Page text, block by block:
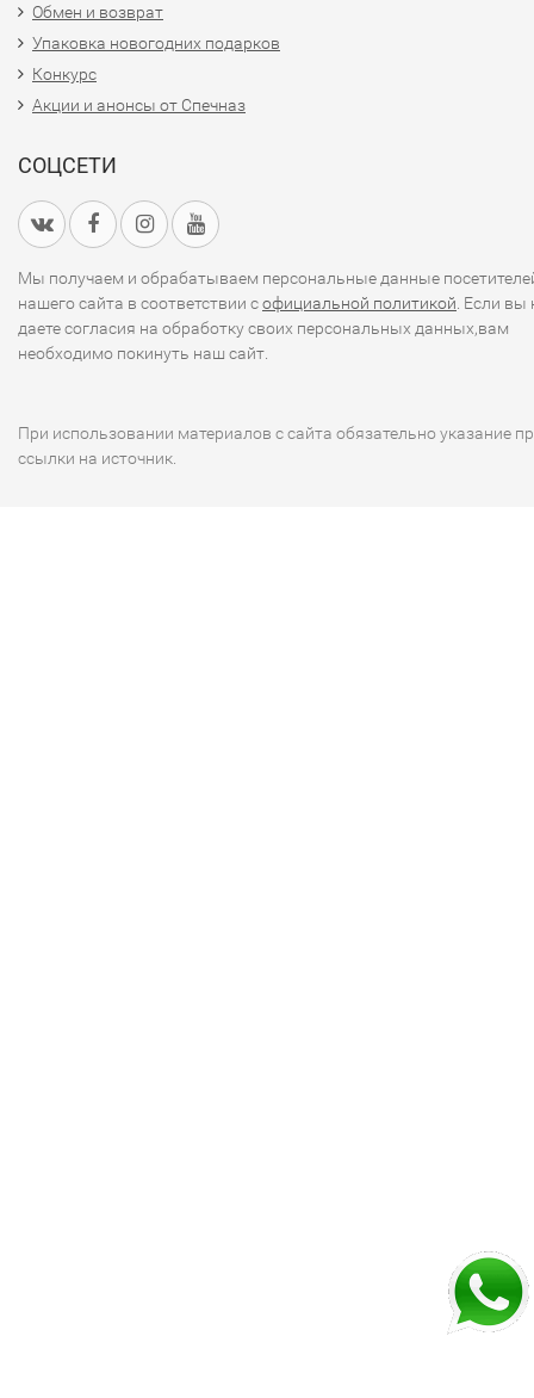
Обмен и возврат
Упаковка новогодних подарков
Конкурс
Акции и анонсы от Спечназ
СОЦСЕТИ
Мы получаем и обрабатываем персональные данные
нашего сайта в соответствии софициальной политикой . Если вы
даете согласия на обработку своих персональных данных,вам
необходимо покинуть наш сайт.
При использовании материалов с сайта обязательно указание
ссылки на источник.